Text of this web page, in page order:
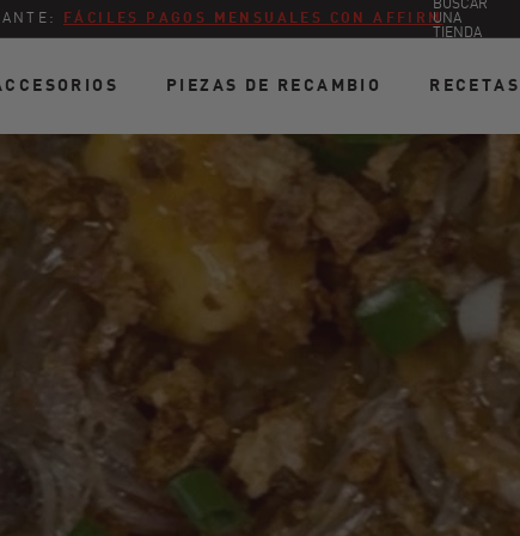
FÁCILES PAGOS MENSUALES CON AFFIRM
BUSCAR
UNA
TIENDA
PIEZAS DE RECAMBIO RECETAS